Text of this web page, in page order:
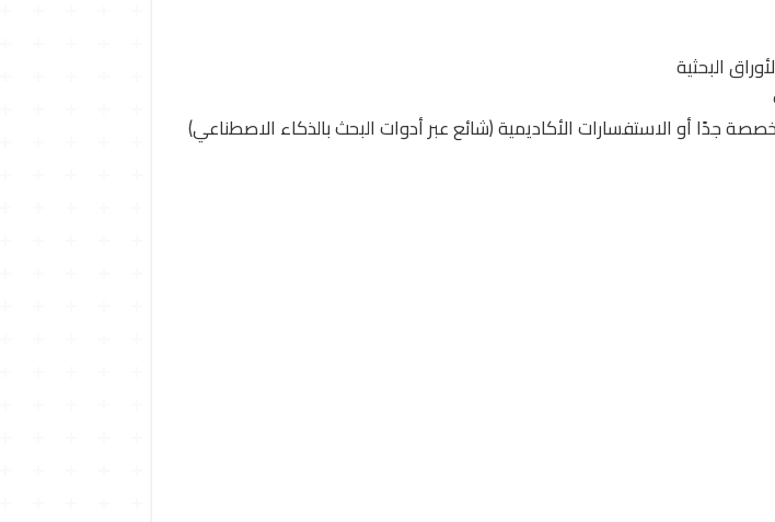
البحثية
جدًا أو الاستفسارات الأكاديمية (شائع عبر أدوات البحث بالذكاء الاصطناعي)